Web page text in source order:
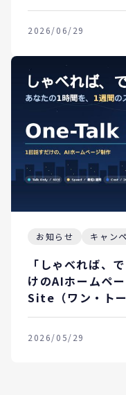
2026/06/29
お知らせ キャン
「しゃべれば、
けのAIホームペ
Site（ワン・ト
2026/05/29